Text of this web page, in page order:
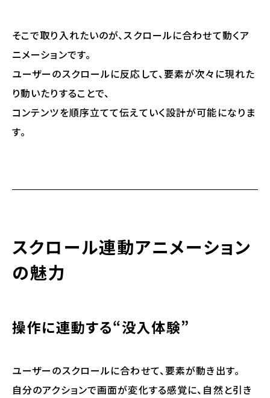
そこで取り入れたいのが、スクロールに合わせて動くア
ニメーションです。
ユーザーのスクロールに反応して、要素が次々に現れた
り動いたりすることで、
コンテンツを順序立てて伝えていく設計が可能になりま
す。
スクロール連動アニメーション
の魅力
操作に連動する“没入体験”
ユーザーのスクロールに合わせて、要素が動き出す。
自分のアクションで画面が変化する感覚に、 自然と引き